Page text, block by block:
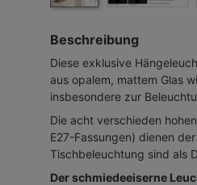
Beschreibung
Diese exklusive
aus opalem, mattem Glas
insbesondere zur
Die acht verschieden
E27-Fassungen) dienen
Tischbeleuchtung sind als
Der schmiedeeiserne